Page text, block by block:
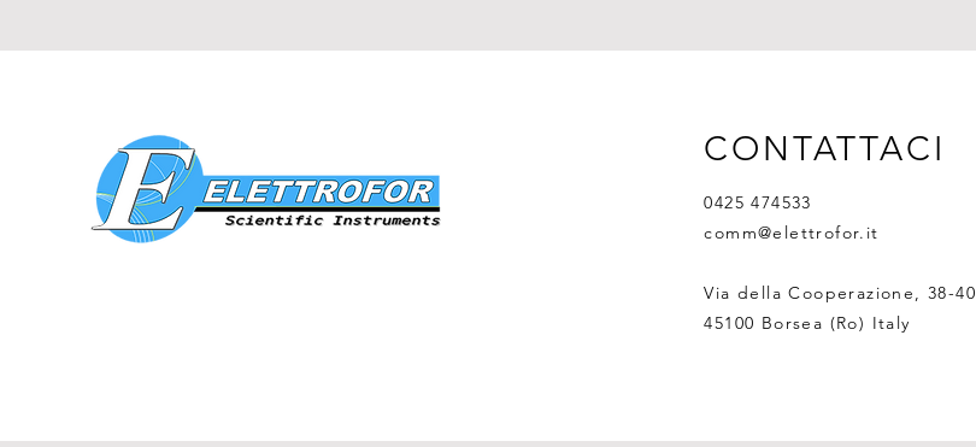
CONTATTACI
0425 474533
comm@elettrofor.it
Via della Cooperazione, 38-40
45100 Borsea (Ro) Italy